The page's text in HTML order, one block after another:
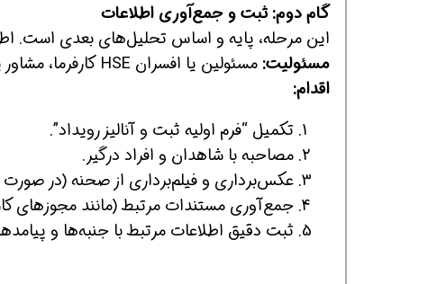
گام دوم: ثبت و جمع‌آوری اطلاعات
این مرحله، پایه و اساس تحلیل‌های بعدی است.
مسئولیت: مسئولین یا افسران HSE کارفرما، مشاور یا پیمانکار.
اقدام:
تکمیل “فرم اولیه ثبت و آنالیز رویداد”.
مصاحبه با شاهدان و افراد درگیر.
عکس‌برداری و فیلم‌برداری از صحنه (در صورت
جمع‌آوری مستندات مرتبط (مانند مجوزهای
ثبت دقیق اطلاعات مرتبط با جنبه‌ها و